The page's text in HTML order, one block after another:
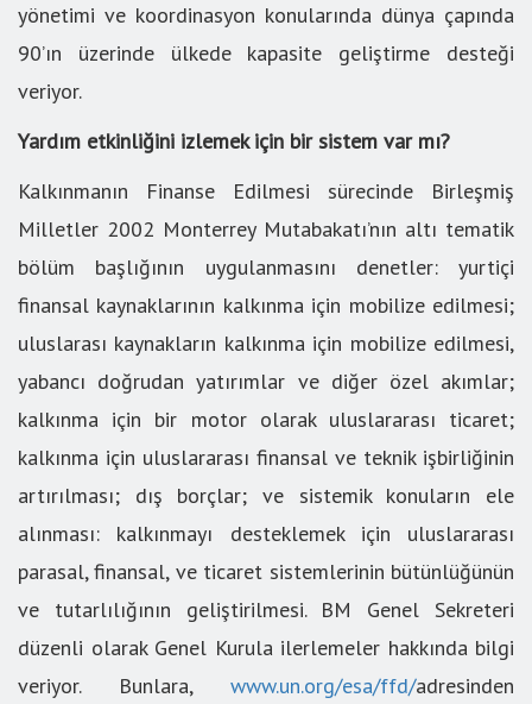
yönetimi ve koordinasyon konularında dünya çapında
90’ın üzerinde ülkede kapasite geliştirme desteği
veriyor.
Yardım etkinliğini izlemek için bir sistem var mı?
Kalkınmanın Finanse Edilmesi sürecinde Birleşmiş
Milletler 2002 Monterrey Mutabakatı’nın altı tematik
bölüm başlığının uygulanmasını denetler: yurtiçi
finansal kaynaklarının kalkınma için mobilize edilmesi;
uluslarası kaynakların kalkınma için mobilize edilmesi,
yabancı doğrudan yatırımlar ve diğer özel akımlar;
kalkınma için bir motor olarak uluslararası ticaret;
kalkınma için uluslararası finansal ve teknik işbirliğinin
artırılması; dış borçlar; ve sistemik konuların ele
alınması: kalkınmayı desteklemek için uluslararası
parasal, finansal, ve ticaret sistemlerinin bütünlüğünün
ve tutarlılığının geliştirilmesi. BM Genel Sekreteri
düzenli olarak Genel Kurula ilerlemeler hakkında bilgi
veriyor. Bunlara, www.un.org/esa/ffd/adresinden